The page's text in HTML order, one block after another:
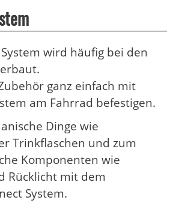
wird häufig bei den
ganz einfach mit
am Fahrrad befestigen.
Dinge wie
Trinkflaschen und zum
Komponenten wie
Rücklicht mit dem
System.